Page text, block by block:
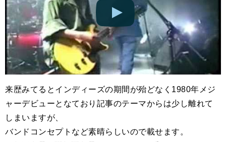
来歴みてるとインディーズの期間が殆どなく1980年メジ
ャーデビューとなており記事のテーマからは少し離れて
しまいますが、
バンドコンセプトなど素晴らしいので載せます。